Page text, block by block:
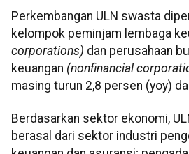
Perkembangan ULN swasta
kelompok peminjam lembaga
corporations) dan perusahaan
keuangan (nonfinancial
masing turun 2,8 persen (yoy)
Berdasarkan sektor ekonomi,
berasal dari sektor industri